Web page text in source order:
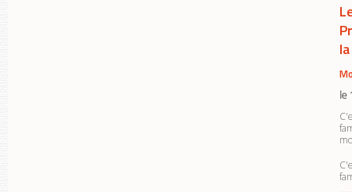
le